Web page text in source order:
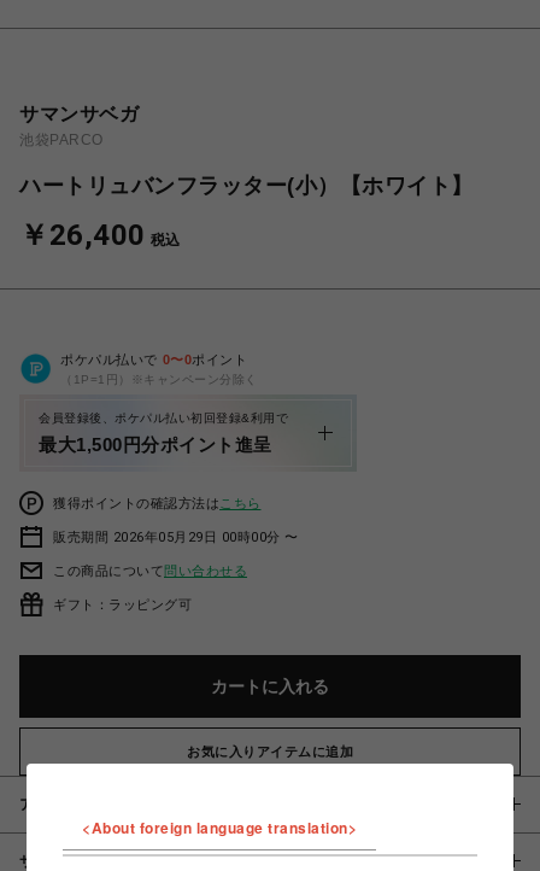
サマンサベガ
池袋PARCO
ハートリュバンフラッター(小）【ホワイト】
￥26,400 税込
ポケパル払いで 0〜0ポイント
（1P=1円）※キャンペーン分除く
会員登録後、ポケパル払い初回登録&利用で
最大1,500円分ポイント進呈
獲得ポイントの確認方法は こちら
販売期間 2026年05月29日 00時00分 〜
この商品について問い合わせる
ギフト：ラッピング可
カートに入れる
お気に入りアイテムに追加
アイテム説明 / 素材
サイズ
<About foreign language translation>